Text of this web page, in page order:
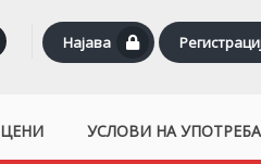
Најава
ЦЕНИ УСЛОВИ НА УПОТРЕБА